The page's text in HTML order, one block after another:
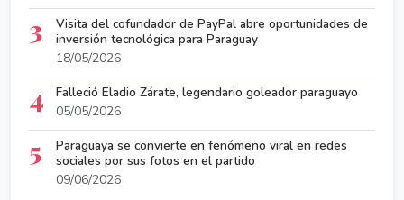
3
Visita del cofundador de PayPal abre oportunidades de
inversión tecnológica para Paraguay
18/05/2026
4
Falleció Eladio Zárate, legendario goleador paraguayo
05/05/2026
5
Paraguaya se convierte en fenómeno viral en redes
sociales por sus fotos en el partido
09/06/2026